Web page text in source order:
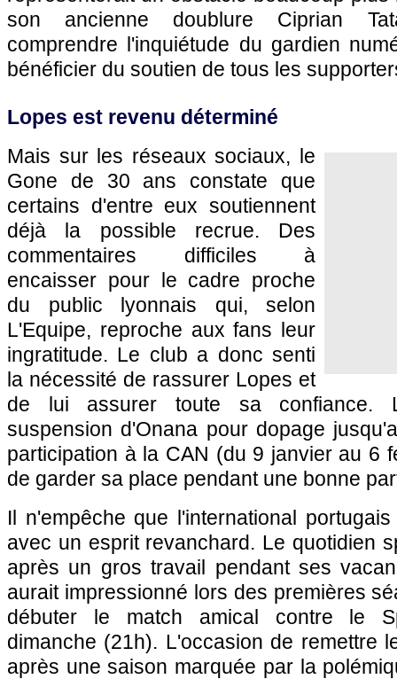
son ancienne doublure Ciprian
comprendre l'inquiétude du gardien
bénéficier du soutien de tous les
Lopes est revenu déterminé
Mais sur les réseaux sociaux, le
Gone de 30 ans constate que
certains d'entre eux soutiennent
déjà la possible recrue. Des
commentaires difficiles à
encaisser pour le cadre proche
du public lyonnais qui, selon
L'Equipe, reproche aux fans leur
ingratitude. Le club a donc senti
la nécessité de rassurer Lopes et
de lui assurer toute sa confiance.
suspension d'Onana pour dopage
participation à la CAN (du 9 janvier au 6
de garder sa place pendant une bonne
Il n'empêche que l'international
avec un esprit revanchard. Le quotidien
après un gros travail pendant ses
aurait impressionné lors des premières
débuter le match amical contre le
dimanche (21h). L'occasion de remettre
après une saison marquée par la